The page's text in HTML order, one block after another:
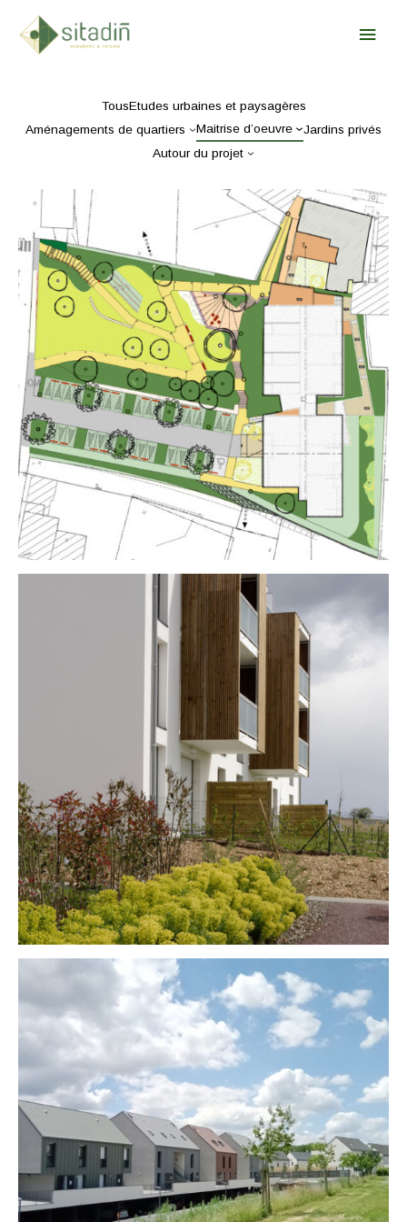
contenu
TousEtudes urbaines et paysagères
Aménagements de quartiers
Maitrise d’oeuvre
Jardins privés
Autour du projet